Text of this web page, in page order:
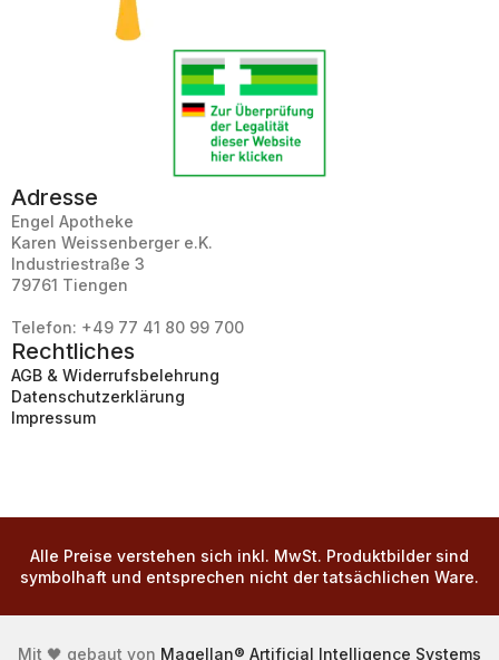
Adresse
Engel Apotheke
Karen Weissenberger e.K.
Industriestraße 3
79761 Tiengen
Telefon: +49 77 41 80 99 700
Rechtliches
AGB & Widerrufsbelehrung
Datenschutzerklärung
Impressum
Alle Preise verstehen sich inkl. MwSt. Produktbilder sind
symbolhaft und entsprechen nicht der tatsächlichen Ware.
Mit 🖤 gebaut von Magellan® Artificial Intelligence Systems